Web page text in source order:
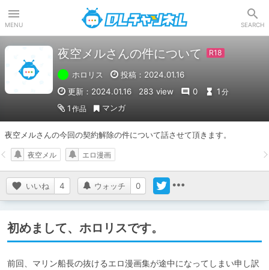
MENU SEARCH
夜空メルさんの件について
ホロリス
投稿：2024.01.16
更新：2024.01.16
283 view 0 1 分
1 作品 マンガ
夜空メルさんの今回の契約解除の件について話させて頂きます。
いいね 4 ウォッチ 0
夜空メル エロ漫画
初めまして、ホロリスです。
前回、マリン船長の抜けるエロ漫画集が途中になってしまい申し訳